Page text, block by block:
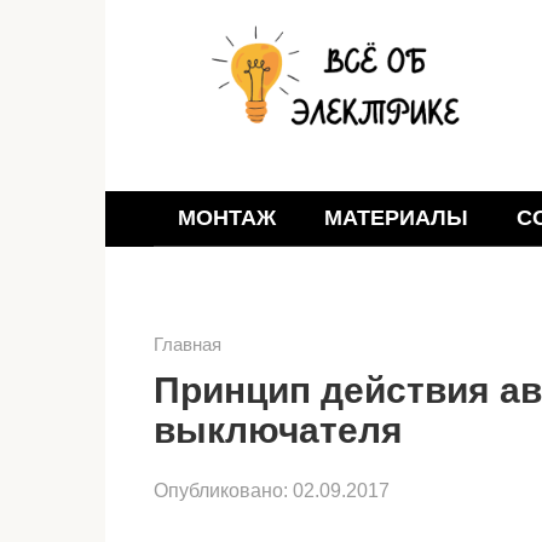
МОНТАЖ МАТЕРИАЛЫ
Главная
Принцип действия
выключателя
Опубликовано: 02.09.2017